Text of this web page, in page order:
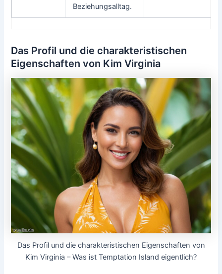
Beziehungsalltag.
Das Profil und die charakteristischen
Eigenschaften von Kim Virginia
Das Profil und die charakteristischen Eigenschaften von
Kim Virginia – Was ist Temptation Island eigentlich?